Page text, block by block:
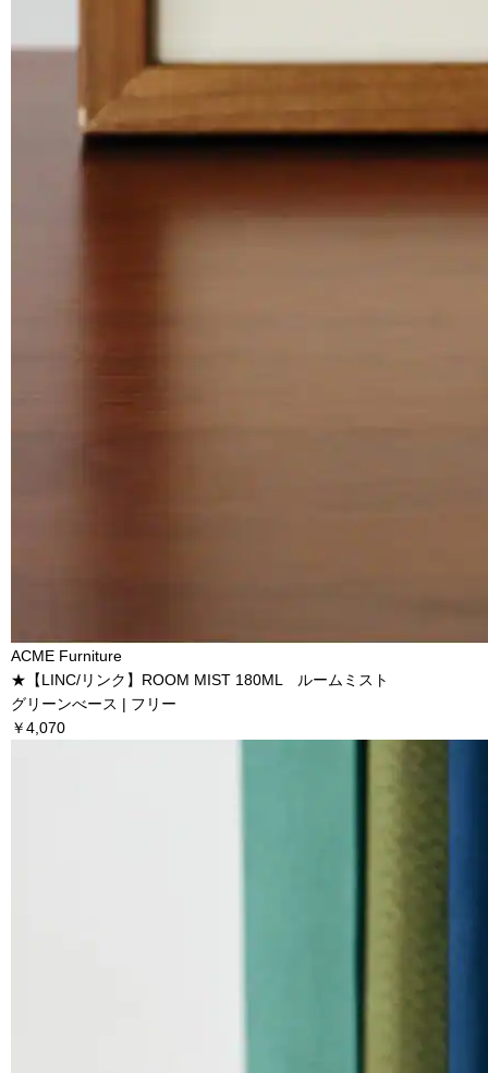
ACME Furniture
★【LINC/リンク】ROOM MIST 180ML ルームミスト
グリーンべース | フリー
￥4,070